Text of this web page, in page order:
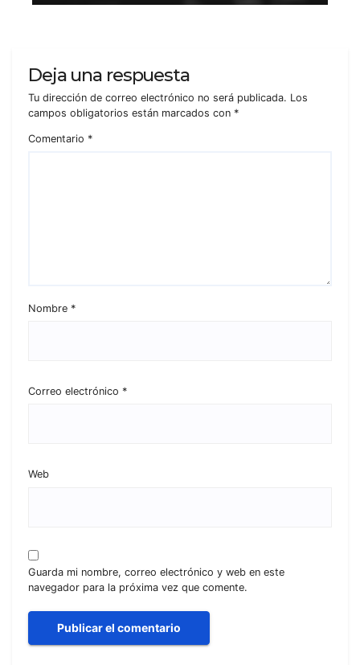
Deja una respuesta
Tu dirección de correo electrónico no será publicada. Los
campos obligatorios están marcados con *
Comentario *
Nombre *
Correo electrónico *
Web
Guarda mi nombre, correo electrónico y web en este
navegador para la próxima vez que comente.